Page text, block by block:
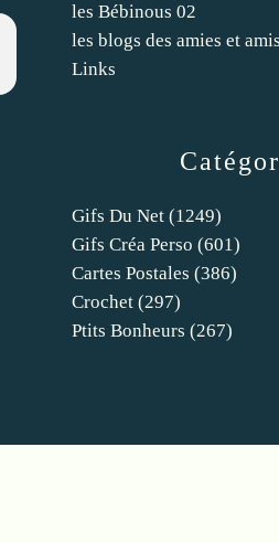
Gifs Du Net (1249)
Gifs Créa Perso (601)
Cartes Postales (386)
Crochet (297)
Ptits Bonheurs (267)
les Bébinous 02
les blogs des amies et amis
Links